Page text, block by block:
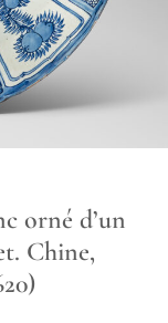
orné d’un
Chine,